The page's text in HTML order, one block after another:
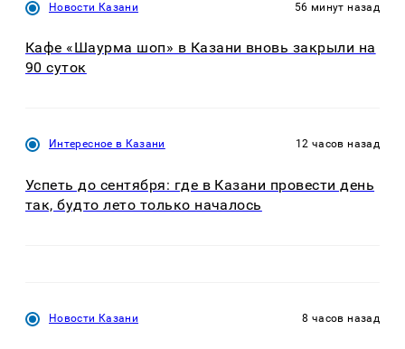
Новости Казани 56 минут назад
Кафе «Шаурма шоп» в Казани вновь закрыли на
90 суток
Интересное в Казани 12 часов назад
Успеть до сентября: где в Казани провести день
так, будто лето только началось
Новости Казани 8 часов назад